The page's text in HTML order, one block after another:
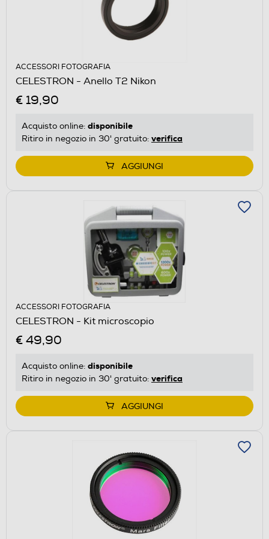
ACCESSORI FOTOGRAFIA
CELESTRON - Anello T2 Nikon
€ 19,90
Acquisto online: disponibile
Ritiro in negozio in 30' gratuito: verifica
AGGIUNGI
ACCESSORI FOTOGRAFIA
CELESTRON - Kit microscopio
€ 49,90
Acquisto online: disponibile
Ritiro in negozio in 30' gratuito: verifica
AGGIUNGI